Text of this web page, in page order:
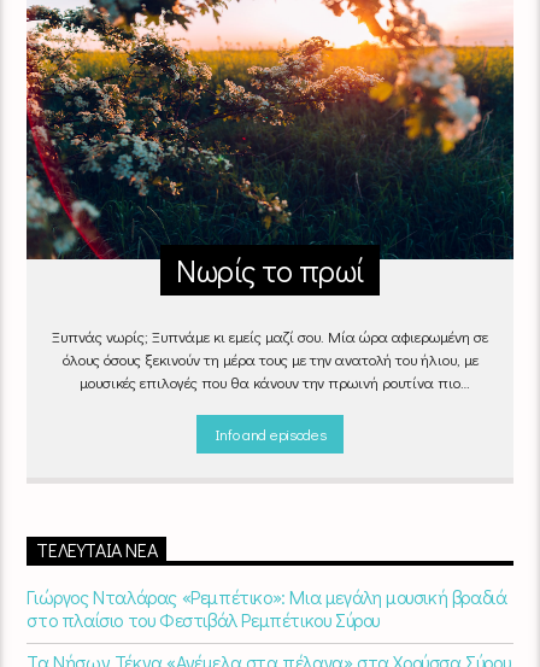
Νωρίς το πρωί
Ξυπνάς νωρίς; Ξυπνάμε κι εμείς μαζί σου. Μία ώρα αφιερωμένη σε
όλους όσους ξεκινούν τη μέρα τους με την ανατολή του ήλιου, με
μουσικές επιλογές που θα κάνουν την πρωινή ρουτίνα πιο
06:00 - 07:00 στον Empneusi 107 FM
Info and episodes
ΤΕΛΕΥΤΑΊΑ ΝΈΑ
Γιώργος Νταλάρας «Ρεμπέτικο»: Μια μεγάλη μουσική βραδιά
στο πλαίσιο του Φεστιβάλ Ρεμπέτικου Σύρου
Τα Νήσων Τέκνα «Ανέμελα στα πέλαγα» στα Χρούσσα Σύρου